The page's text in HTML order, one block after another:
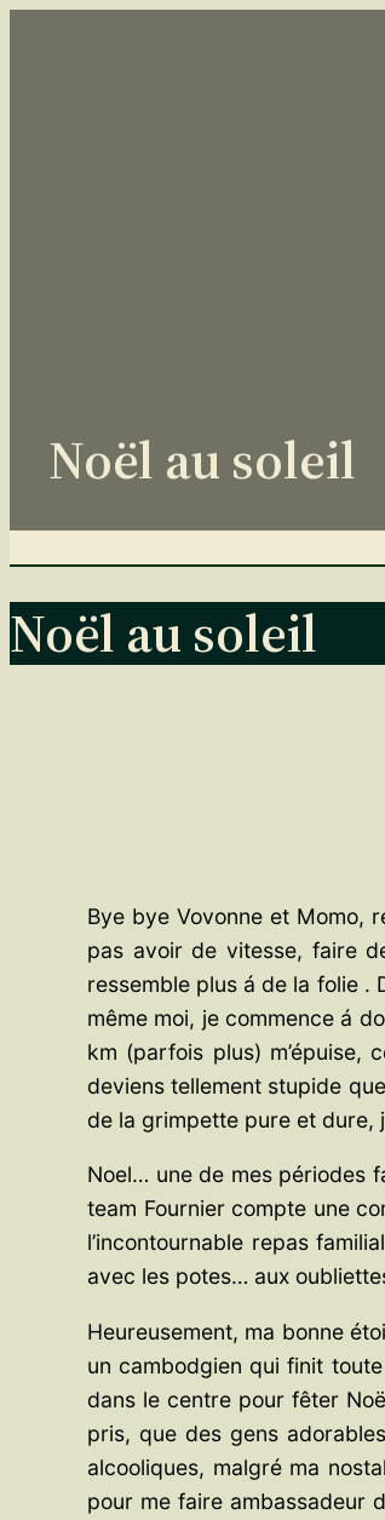
Noël au soleil
Noël au soleil
Bye bye Vovonne et Momo,
pas avoir de vitesse, faire
ressemble plus á de la folie .
même moi, je commence á
km (parfois plus) m’épuise,
deviens tellement stupide
de la grimpette pure et dure,
Noel… une de mes périodes
team Fournier compte une
l’incontournable repas
avec les potes… aux
Heureusement, ma bonne
un cambodgien qui finit
dans le centre pour fêter
pris, que des gens
alcooliques, malgré ma
pour me faire ambassadeur